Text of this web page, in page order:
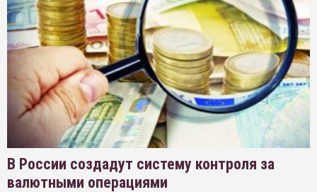
В России создадут систему контроля за
валютными операциями